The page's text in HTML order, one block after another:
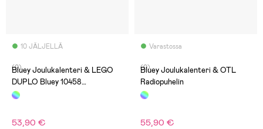
10 JÄLJELLÄ
(0)
Bluey Joulukalenteri & LEGO
DUPLO Bluey 10458
Jäätelöretki + Bluey
53,90 €
Varastossa
(0)
Bluey Joulukalenteri & OTL
Radiopuhelin
55,90 €